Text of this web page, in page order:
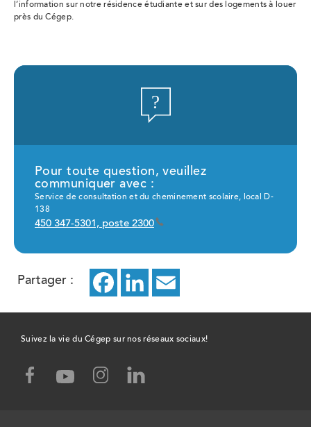
Partager : Facebook
ce
lien
ouvrira
dans
LinkedIn
ce
lien
ouvrira
lien
ouvrira
l’information sur notre résidence étudiante et sur des logements à louer
près du Cégep.
Pour toute question, veuillez
communiquer avec :
Service de consultation et du cheminement scolaire, local D-
138
450 347-5301, poste 2300
Suivez la vie du Cégep sur nos réseaux sociaux!
facebook,youtube,instagram,
linked-